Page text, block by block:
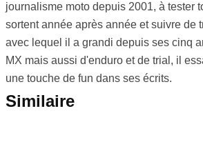
journalisme moto depuis 2001, à tester
sortent année après année et suivre de
avec lequel il a grandi depuis ses cinq
MX mais aussi d'enduro et de trial, il
une touche de fun dans ses écrits.
Similaire